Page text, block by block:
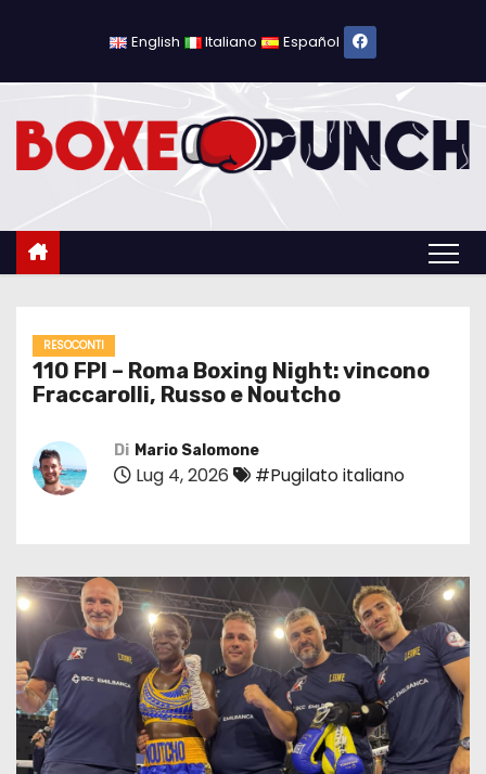
c
English Italiano Español
RESOCONTI
110 FPI – Roma Boxing Night: vincono
Fraccarolli, Russo e Noutcho
Di Mario Salomone
Lug 4, 2026 #Pugilato italiano